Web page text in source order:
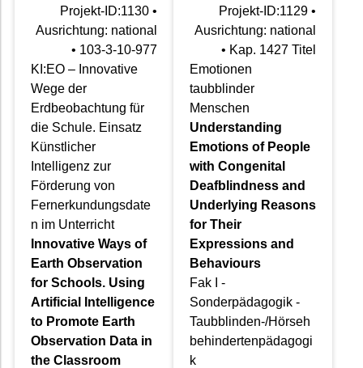
Projekt-ID:1130 •
Ausrichtung: national
• 103-3-10-977
KI:EO – Innovative
Wege der
Erdbeobachtung für
die Schule. Einsatz
Künstlicher
Intelligenz zur
Förderung von
Fernerkundungsdate
n im Unterricht
Innovative Ways of
Earth Observation
for Schools. Using
Artificial Intelligence
to Promote Earth
Observation Data in
the Classroom
Projekt-ID:1129 •
Ausrichtung: national
• Kap. 1427 Titel
Emotionen
taubblinder
Menschen
Understanding
Emotions of People
with Congenital
Deafblindness and
Underlying Reasons
for Their
Expressions and
Behaviours
Fak I -
Sonderpädagogik -
Taubblinden-/Hörseh
behindertenpädagogi
k